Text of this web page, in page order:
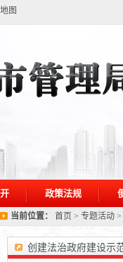
图
政策法规
当前位置： 首页 > 专题活动 >
创建法治政府建设示